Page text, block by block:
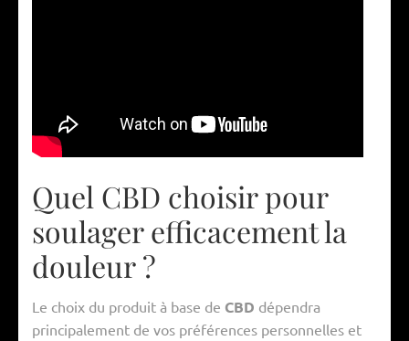
Quel CBD choisir pour
soulager efficacement la
douleur ?
Le choix du produit à base de CBD dépendra
principalement de vos préférences personnelles et